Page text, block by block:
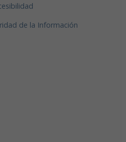
de la Información